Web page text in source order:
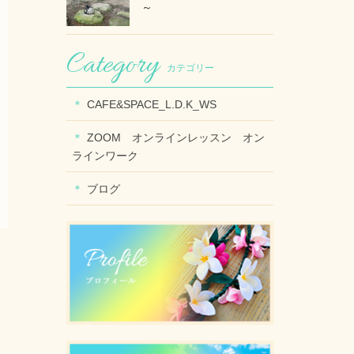
～
カテゴリー
CAFE&SPACE_L.D.K_WS
ZOOM オンラインレッスン オン
ラインワーク
ブログ